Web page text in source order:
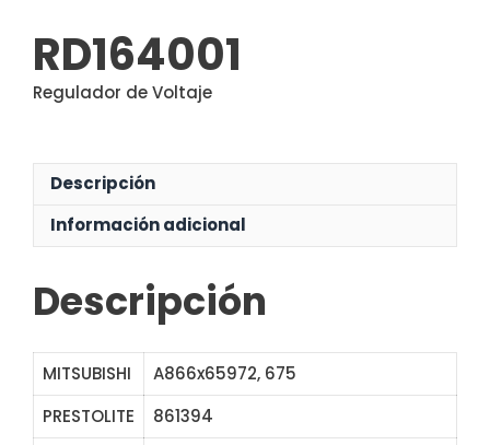
RD164001
Regulador de Voltaje
Descripción
Información adicional
Descripción
MITSUBISHI
A866x65972, 675
PRESTOLITE
861394